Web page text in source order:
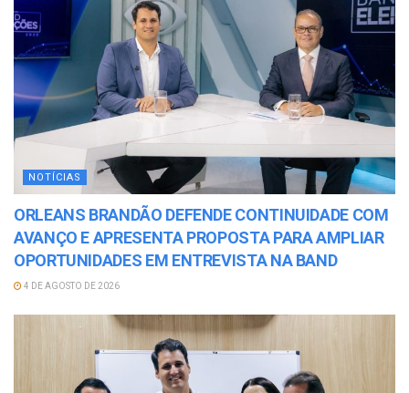
NOTÍCIAS
ORLEANS BRANDÃO DEFENDE CONTINUIDADE COM
AVANÇO E APRESENTA PROPOSTA PARA AMPLIAR
OPORTUNIDADES EM ENTREVISTA NA BAND
4 DE AGOSTO DE 2026